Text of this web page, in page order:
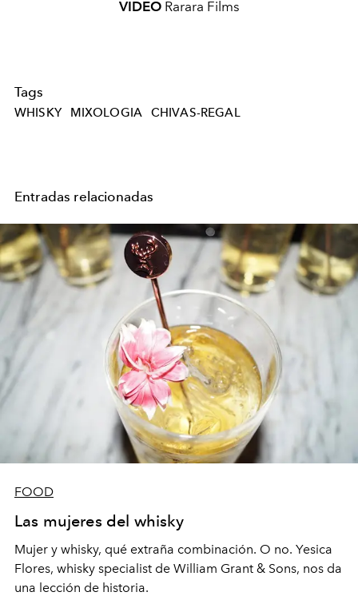
VIDEORarara Films
Tags
WHISKY MIXOLOGIA CHIVAS-REGAL
Entradas relacionadas
FOOD
Las mujeres del whisky
Mujer y whisky, qué extraña combinación. O no. Yesica
Flores, whisky specialist de William Grant & Sons, nos da
una lección de historia.